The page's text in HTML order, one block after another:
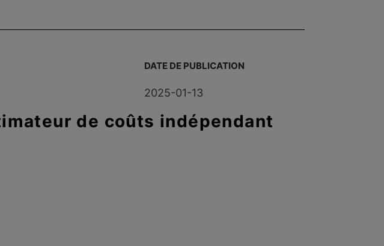
DATE DE PUBLICATION
2025-01-13
de coûts indépendant